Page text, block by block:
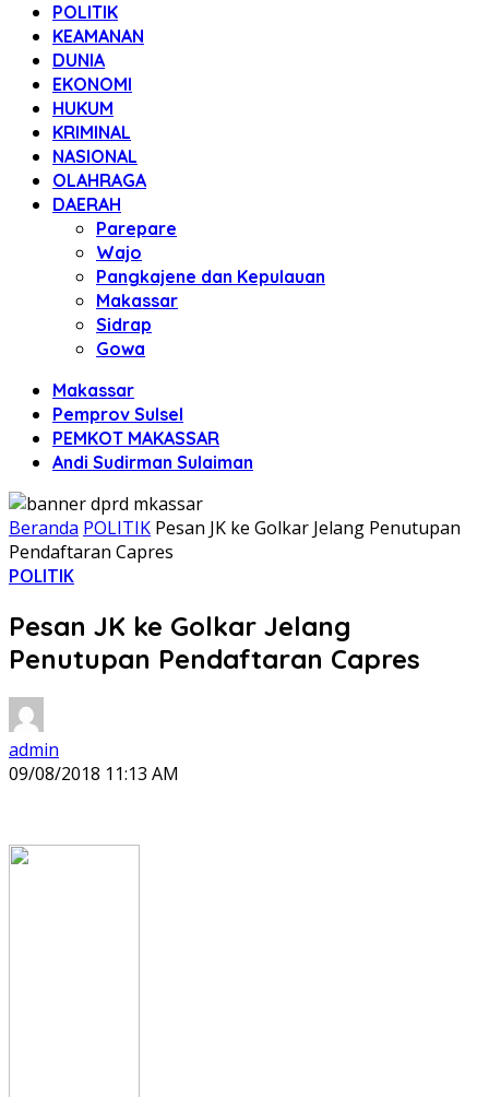
POLITIK
KEAMANAN
DUNIA
EKONOMI
HUKUM
KRIMINAL
NASIONAL
OLAHRAGA
DAERAH
Parepare
Wajo
Pangkajene dan Kepulauan
Makassar
Sidrap
Gowa
Makassar
Pemprov Sulsel
PEMKOT MAKASSAR
Andi Sudirman Sulaiman
Beranda POLITIK Pesan JK ke Golkar Jelang Penutupan
Pendaftaran Capres
POLITIK
Pesan JK ke Golkar Jelang
Penutupan Pendaftaran Capres
admin
09/08/2018 11:13 AM